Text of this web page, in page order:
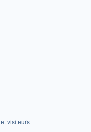
visiteurs